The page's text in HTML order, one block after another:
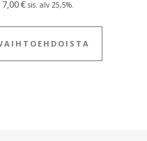
Voit tehdä valinnat
7,00€Hintaluokka: 5,50 € - 7,00 €
sis. alv 25,5%.
Tällä